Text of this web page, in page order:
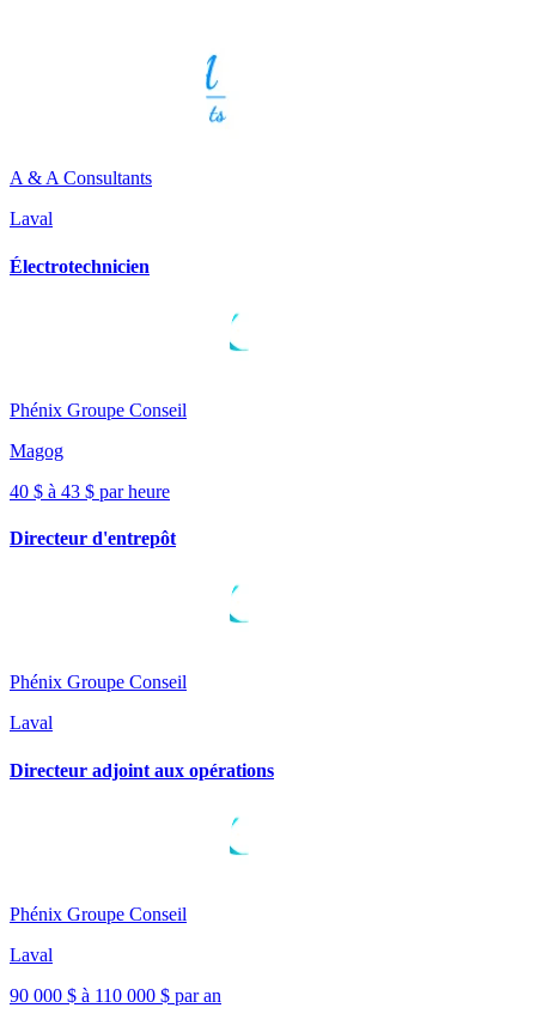
A & A Consultants
Laval
Électrotechnicien
Phénix Groupe Conseil
Magog
40 $ à 43 $ par heure
Directeur d'entrepôt
Phénix Groupe Conseil
Laval
Directeur adjoint aux opérations
Phénix Groupe Conseil
Laval
90 000 $ à 110 000 $ par an